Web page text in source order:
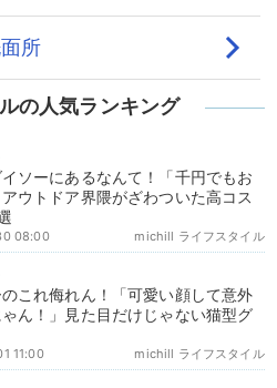
の人気ランキング
イソーにあるなんて！「千円でもお
ウトドア界隈がざわついた高コス
michill ライフスタイル
08:00
これ侮れん！「可愛い顔して意外
ん！」見た目だけじゃない猫型グ
michill ライフスタイル
11:00